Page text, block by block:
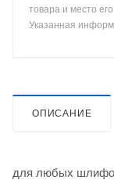
товара и место
Указанная
ОПИСАНИЕ
для любых